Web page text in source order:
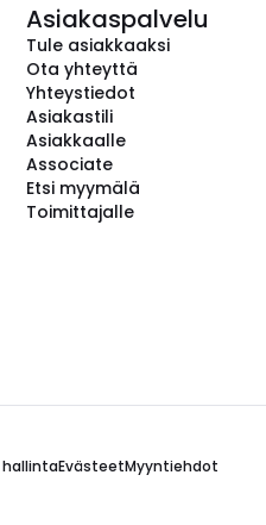
Asiakaspalvelu
Tule asiakkaaksi
Ota yhteyttä
Yhteystiedot
Asiakastili
Asiakkaalle
Associate
Etsi myymälä
Toimittajalle
EvästeetMyyntiehdot